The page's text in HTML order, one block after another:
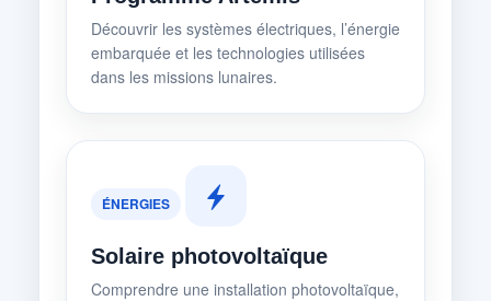
Découvrir les systèmes électriques, l’énergie
embarquée et les technologies utilisées
dans les missions lunaires.
ÉNERGIES
Solaire photovoltaïque
Comprendre une installation photovoltaïque,